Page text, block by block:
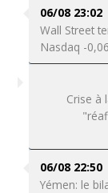
06/08 23:02
Wall Street
Nasdaq -
Crise à
06/08 22:50
Yémen: le